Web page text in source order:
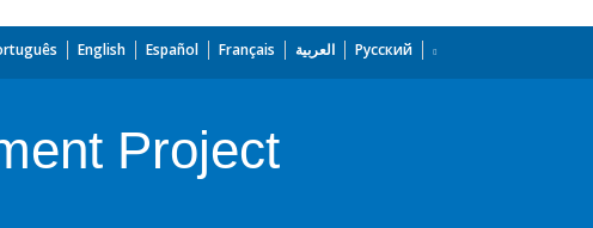
English Español Français العربية Русский
Project